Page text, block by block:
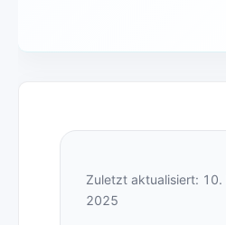
Zuletzt aktualisiert: 10.
2025